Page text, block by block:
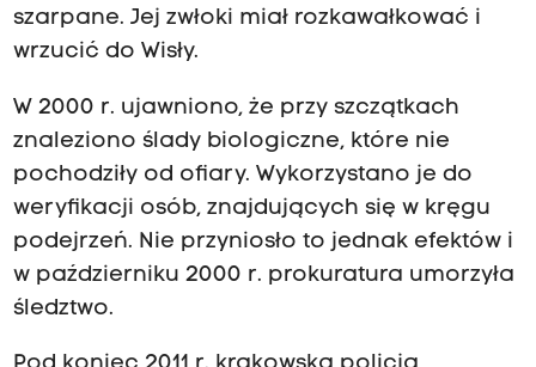
szarpane. Jej zwłoki miał rozkawałkować i
wrzucić do Wisły.
W 2000 r. ujawniono, że przy szczątkach
znaleziono ślady biologiczne, które nie
pochodziły od ofiary. Wykorzystano je do
weryfikacji osób, znajdujących się w kręgu
podejrzeń. Nie przyniosło to jednak efektów i
w październiku 2000 r. prokuratura umorzyła
śledztwo.